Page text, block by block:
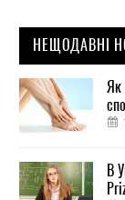
НЕЩОДАВНІ
Як
В